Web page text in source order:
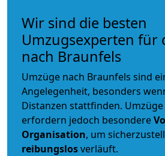
Wir sind die besten
Umzugsexperten für
nach Braunfels
Umzüge nach Braunfels sind
Angelegenheit, besonders
Distanzen stattfinden.
erfordern jedoch besondere
Organisation, um
reibungslosverläuft.